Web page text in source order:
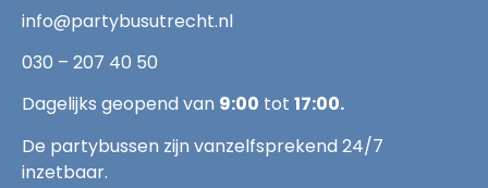
info@partybusutrecht.nl
030 – 207 40 50
Dagelijks geopend van 9:00 tot 17:00.
De partybussen zijn vanzelfsprekend 24/7
inzetbaar.